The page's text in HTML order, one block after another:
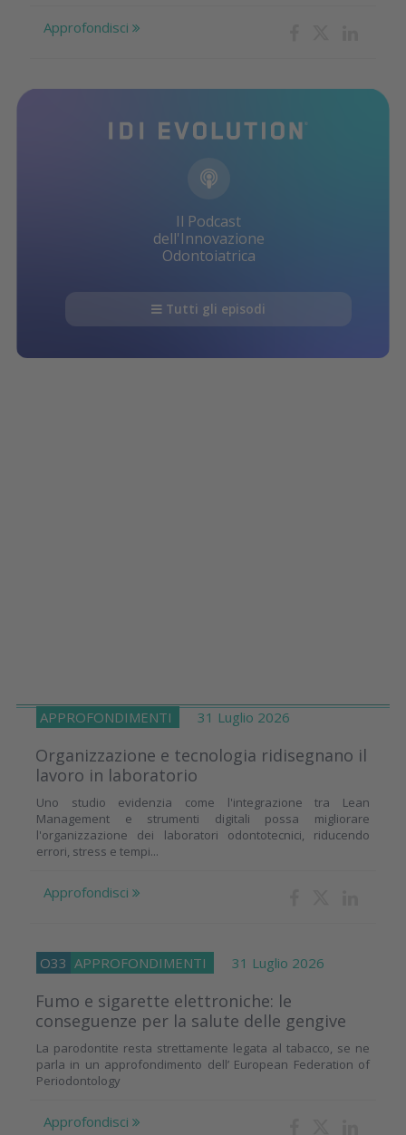
Approfondisci
Il Podcast
dell'Innovazione
Odontoiatrica
Tutti gli episodi
APPROFONDIMENTI 31 Luglio 2026
Organizzazione e tecnologia ridisegnano il
lavoro in laboratorio
Uno studio evidenzia come l'integrazione tra Lean
Management e strumenti digitali possa migliorare
l'organizzazione dei laboratori odontotecnici, riducendo
errori, stress e tempi...
Approfondisci
O33 APPROFONDIMENTI 31 Luglio 2026
Fumo e sigarette elettroniche: le
conseguenze per la salute delle gengive
La parodontite resta strettamente legata al tabacco, se ne
parla in un approfondimento dell’ European Federation of
Periodontology
Approfondisci